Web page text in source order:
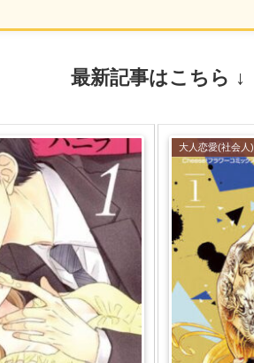
最新記事はこちら ↓
大人恋愛(社会人)